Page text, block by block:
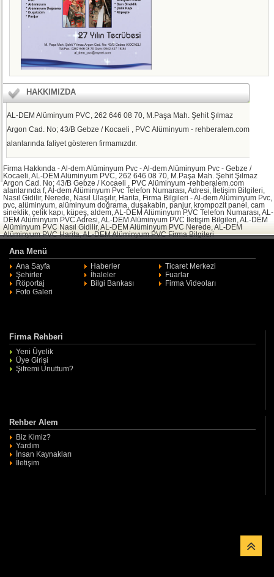
HAKKIMIZDA
AL-DEM Alüminyum PVC, 262 646 08 70, M.Paşa Mah. Şehit Şılmaz
Argon Cad. No; 43/B Gebze / Kocaeli , PVC Alüminyum - rehberalem.com
alanlarında faliyet gösteren firmamızdır.
Firma Hakkında - Al-dem Alüminyum Pvc - Al-dem Alüminyum Pvc - Gebze /
Kocaeli, AL-DEM Alüminyum PVC, 262 646 08 70, M.Paşa Mah. Şehit Şılmaz
Argon Cad. No; 43/B Gebze / Kocaeli , PVC Alüminyum -rehberalem.com
alanlarında f, Al-dem Alüminyum Pvc Telefon Numarası, Adresi, İletişim Bilgileri,
Nasıl Gidilir, Nerede, Nasıl Ulaşılır, Harita, Firma Bilgileri - Al-dem Alüminyum Pvc,
pvc, alüminyum, alüminyum doğrama, duşakabin, panjur, krompozit panel, cam
sineklik, çelik kapı, küpeş, aldem, AL-DEM Alüminyum PVC Telefon Numarası, AL-
DEM Alüminyum PVC Adresi, AL-DEM Alüminyum PVC İletişim Bilgileri, AL-DEM
Alüminyum PVC Nasıl Gidilir, AL-DEM Alüminyum PVC Nerede, AL-DEM
Alüminyum PVC Harita, AL-DEM Alüminyum PVC Firma Bilgileri
Ana Menü
Ana Sayfa Haberler
Ticaret Merkezi
Şehirler
İhaleler
Fuarlar
Röportaj
Bilgi Bankası
Firma Videoları
Foto Galeri
Firma Rehberi
Yeni Üyelik
Üye Girişi
Şifremi Unuttum?
Rehber Alem
Biz Kimiz?
Yardım
İnsan Kaynakları
İletişim